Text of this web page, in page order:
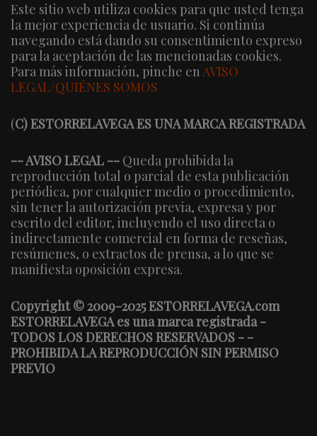
Este sitio web utiliza cookies para que usted tenga
la mejor experiencia de usuario. Si continúa
navegando está dando su consentimiento expreso
para la aceptación de las mencionadas cookies.
Para más información, pinche enAVISO
LEGAL/QUIÉNES SOMOS
(C) ESTORRELAVEGA ES UNA MARCA REGISTRADA
-- AVISO LEGAL -- Queda prohibida la
reproducción total o parcial de esta publicación
periódica, por cualquier medio o procedimiento,
sin tener la autorización previa, expresa y por
escrito del editor, incluyendo el uso directa o
indirectamente comercial en forma de reseñas,
resúmenes, o extractos de prensa, a lo que se
manifiesta oposición expresa.
Copyright © 2009-2025 ESTORRELAVEGA.com
ESTORRELAVEGA es una marca registrada -
TODOS LOS DERECHOS RESERVADOS - -
PROHIBIDA LA REPRODUCCIÓN SIN PERMISO
PREVIO